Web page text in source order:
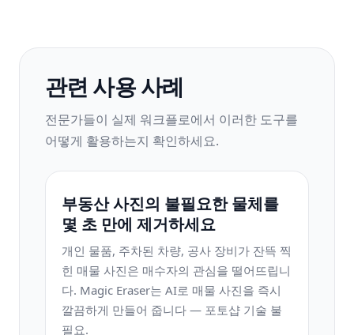
관련 사용 사례
전문가들이 실제 워크플로에서 이러한 도구를
어떻게 활용하는지 확인하세요.
부동산 사진의 불필요한 물체를
몇 초 만에 제거하세요
개인 물품, 주차된 차량, 공사 장비가 잔뜩 찍
힌 매물 사진은 매수자의 관심을 떨어뜨립니
다. Magic Eraser는 AI로 매물 사진을 즉시
깔끔하게 만들어 줍니다 — 포토샵 기술 불
필요.